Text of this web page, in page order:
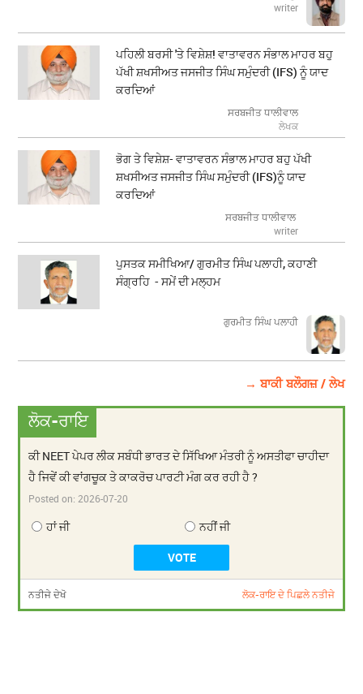
writer
ਪਹਿਲੀ ਬਰਸੀ 'ਤੇ ਵਿਸ਼ੇਸ਼! ਵਾਤਾਵਰਨ ਸੰਭਾਲ ਮਾਹਰ ਬਹੁ
ਪੱਖੀ ਸ਼ਖਸੀਅਤ ਜਸਜੀਤ ਸਿੰਘ ਸਮੁੰਦਰੀ (IFS) ਨੂੰ ਯਾਦ
ਕਰਦਿਆਂ
ਸਰਬਜੀਤ ਧਾਲੀਵਾਲ
ਲੇਖਕ
ਭੋਗ ਤੇ ਵਿਸ਼ੇਸ਼- ਵਾਤਾਵਰਨ ਸੰਭਾਲ ਮਾਹਰ ਬਹੁ ਪੱਖੀ
ਸ਼ਖਸੀਅਤ ਜਸਜੀਤ ਸਿੰਘ ਸਮੁੰਦਰੀ (IFS)ਨੂੰ ਯਾਦ
ਕਰਦਿਆਂ
ਸਰਬਜੀਤ ਧਾਲੀਵਾਲ
writer
ਪੁਸਤਕ ਸਮੀਖਿਆ/ ਗੁਰਮੀਤ ਸਿੰਘ ਪਲਾਹੀ, ਕਹਾਣੀ
ਸੰਗ੍ਰਹਿ - ਸਮੇਂ ਦੀ ਮਲ੍ਹਮ
ਗੁਰਮੀਤ ਸਿੰਘ ਪਲਾਹੀ
→ ਬਾਕੀ ਬਲੌਗਜ਼ / ਲੇਖ
ਲੋਕ-ਰਾਇ
ਕੀ NEET ਪੇਪਰ ਲੀਕ ਸਬੰਧੀ ਭਾਰਤ ਦੇ ਸਿੱਖਿਆ ਮੰਤਰੀ ਨੂੰ ਅਸਤੀਫਾ ਚਾਹੀਦਾ
ਹੈ ਜਿਵੇਂ ਕੀ ਵਾਂਗਚੂਕ ਤੇ ਕਾਕਰੋਚ ਪਾਰਟੀ ਮੰਗ ਕਰ ਰਹੀ ਹੈ ?
Posted on:2026-07-20
ਹਾਂ ਜੀ ਨਹੀਂ ਜੀ
ਨਤੀਜੇ ਦੇਖੋ ਲੋਕ-ਰਾਇ ਦੇ ਪਿਛਲੇ ਨਤੀਜੇ